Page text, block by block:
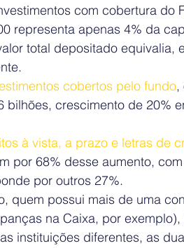
com cobertura do
representa apenas 4% da
total depositado equivalia,
cobertos pelo fundo,
bilhões, crescimento de 20%
à vista, a prazo e letras de
por 68% desse aumento,
por outros 27%.
quem possui mais de uma
na Caixa, por
instituições diferentes, as